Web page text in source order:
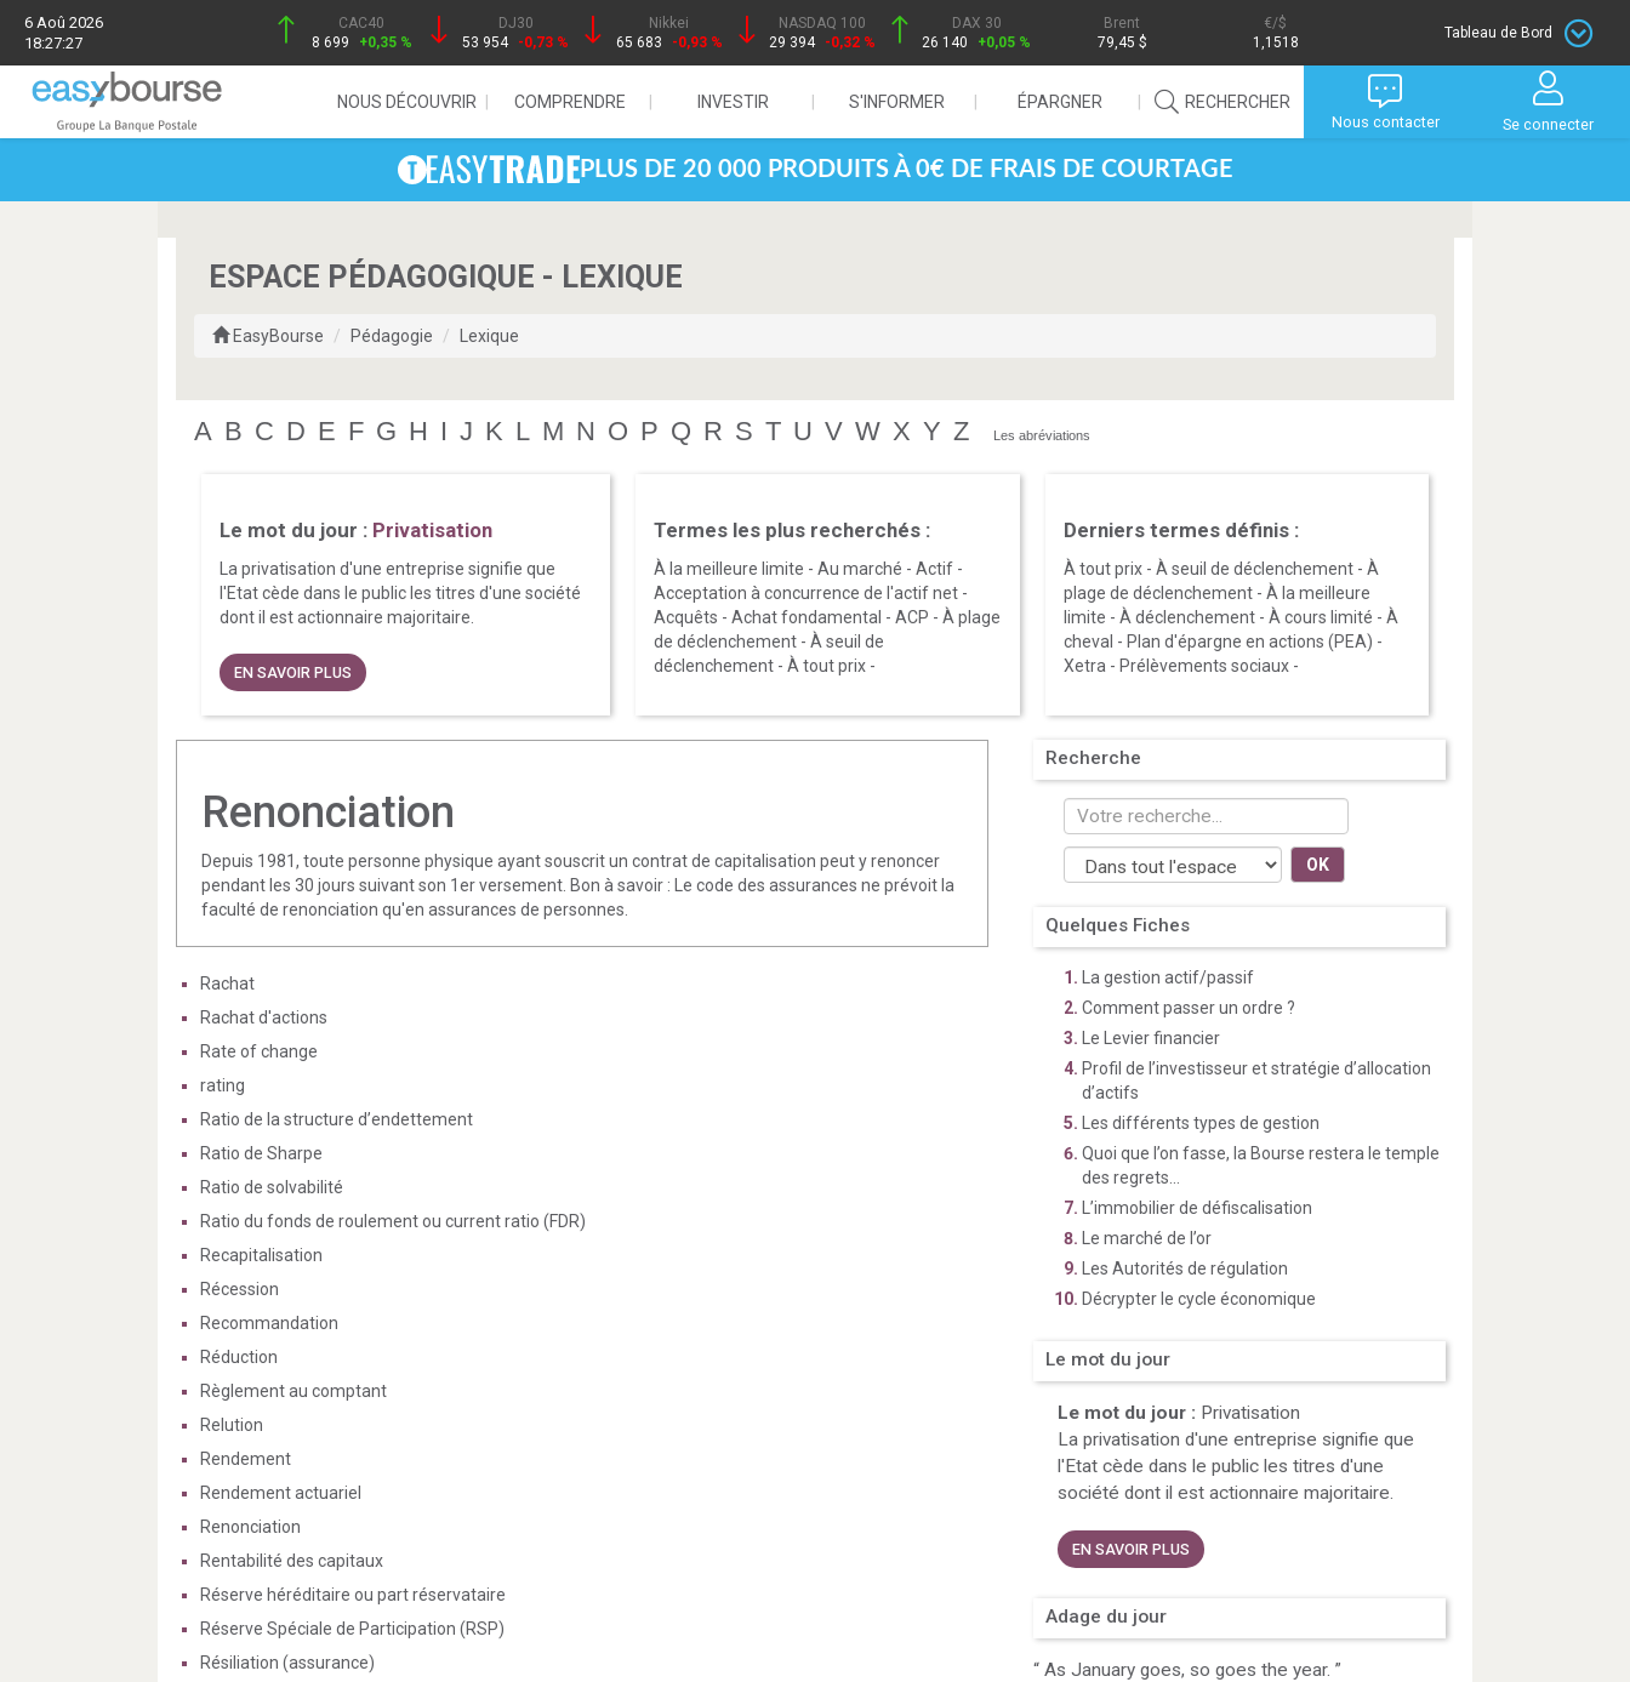
6 Aoû 2026
18:27:27
CAC40
8 699
+0,35 %
DJ30
53 954 -0,73 %
Nikkei
65 683
-0,93 %
NASDAQ 100
29 394 -0,32 %
DAX 30
26 140
+0,05 %
Brent
79,45 $
/$
1,1518
Tableau de Bord
NOUS DÉCOUVRIR COMPRENDRE INVESTIR S'INFORMER ÉPARGNER RECHERCHER
Nous contacter Se connecter
PLUS DE 20 000 PRODUITS À 0€ DE FRAIS DE COURTAGE
ESPACE PÉDAGOGIQUE - LEXIQUE
EasyBourse Pédagogie Lexique
A B C D E F G H I J K L M N O P Q R S T U V W X Y Z Les abréviations
Le mot du jour : Privatisation
La privatisation d'une entreprise signifie que
l'Etat cède dans le public les titres d'une société
dont il est actionnaire majoritaire.
EN SAVOIR PLUS
Termes les plus recherchés :
À la meilleure limite -Au marché -Actif -
Acceptation à concurrence de l'actif net -
Acquêts -Achat fondamental -ACP -À plage
de déclenchement -À seuil de
déclenchement -À tout prix -
Derniers termes définis :
À tout prix- À seuil de déclenchement- À
plage de déclenchement- À la meilleure
limite - À déclenchement- À cours limité - À
cheval - Plan d'épargne en actions (PEA) -
Xetra - Prélèvements sociaux-
Renonciation
Depuis 1981, toute personne physique ayant souscrit un contrat de capitalisation peut y renoncer
pendant les 30 jours suivant son 1er versement. Bon à savoir : Le code des assurances ne prévoit la
faculté de renonciation qu'en assurances de personnes.
Rachat
Rachat d'actions
Rate of change
rating
Ratio de la structure d’endettement
Ratio de Sharpe
Ratio de solvabilité
Ratio du fonds de roulement ou current ratio (FDR)
Recapitalisation
Récession
Recommandation
Réduction
Règlement au comptant
Relution
Rendement
Rendement actuariel
Renonciation
Rentabilité des capitaux
Réserve héréditaire ou part réservataire
Réserve Spéciale de Participation (RSP)
Résiliation (assurance)
Recherche
OK
Quelques Fiches
La gestion actif/passif
Comment passer un ordre ?
Le Levier financier
Profil de l’investisseur et stratégie d’allocation
d’actifs
Les différents types de gestion
Quoi que l’on fasse, la Bourse restera le temple
des regrets...
L’immobilier de défiscalisation
Le marché de l’or
Les Autorités de régulation
Décrypter le cycle économique
Le mot du jour
Le mot du jour : Privatisation
La privatisation d'une entreprise signifie que
l'Etat cède dans le public les titres d'une
société dont il est actionnaire majoritaire.
EN SAVOIR PLUS
Adage du jour
“ As January goes, so goes the year.”